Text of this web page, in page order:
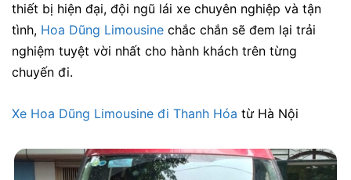
thiết bị hiện đại, đội ngũ lái xe chuyên nghiệp và tận
tình, Hoa Dũng Limousine chắc chắn sẽ đem lại trải
nghiệm tuyệt vời nhất cho hành khách trên từng
chuyến đi.
Xe Hoa Dũng Limousine đi Thanh Hóa từ Hà Nội